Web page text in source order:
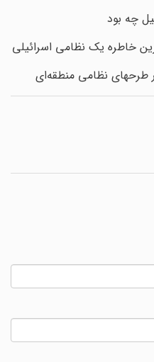
چه بود
خاطره یک نظامی اسرائیلی
نظامی منطقه‌ای